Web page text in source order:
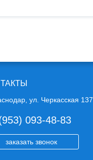
ул. Черкасская 137
093-48-83
заказать звонок